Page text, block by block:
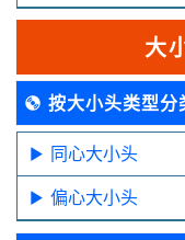
大
按大小头类型分
同心大小头
偏心大小头